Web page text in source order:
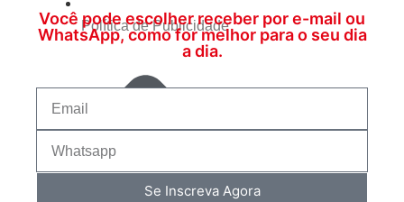
Política de Publicidade
Você pode escolher receber por e-mail ou
WhatsApp, como for melhor para o seu dia
a dia.
Se Inscreva Agora